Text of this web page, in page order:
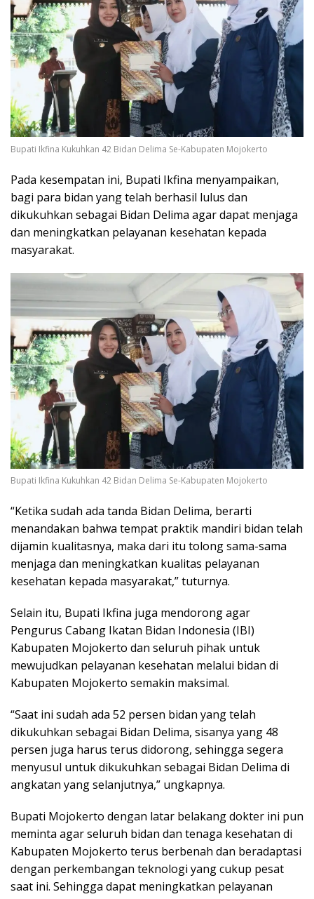
Bupati Ikfina Kukuhkan 42 Bidan Delima Se-Kabupaten Mojokerto
Pada kesempatan ini, Bupati Ikfina menyampaikan,
bagi para bidan yang telah berhasil lulus dan
dikukuhkan sebagai Bidan Delima agar dapat menjaga
dan meningkatkan pelayanan kesehatan kepada
masyarakat.
Bupati Ikfina Kukuhkan 42 Bidan Delima Se-Kabupaten Mojokerto
“Ketika sudah ada tanda Bidan Delima, berarti
menandakan bahwa tempat praktik mandiri bidan telah
dijamin kualitasnya, maka dari itu tolong sama-sama
menjaga dan meningkatkan kualitas pelayanan
kesehatan kepada masyarakat,” tuturnya.
Selain itu, Bupati Ikfina juga mendorong agar
Pengurus Cabang Ikatan Bidan Indonesia (IBI)
Kabupaten Mojokerto dan seluruh pihak untuk
mewujudkan pelayanan kesehatan melalui bidan di
Kabupaten Mojokerto semakin maksimal.
“Saat ini sudah ada 52 persen bidan yang telah
dikukuhkan sebagai Bidan Delima, sisanya yang 48
persen juga harus terus didorong, sehingga segera
menyusul untuk dikukuhkan sebagai Bidan Delima di
angkatan yang selanjutnya,” ungkapnya.
Bupati Mojokerto dengan latar belakang dokter ini pun
meminta agar seluruh bidan dan tenaga kesehatan di
Kabupaten Mojokerto terus berbenah dan beradaptasi
dengan perkembangan teknologi yang cukup pesat
saat ini. Sehingga dapat meningkatkan pelayanan